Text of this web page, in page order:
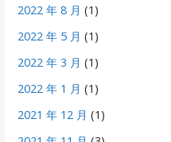
2022 年 8 月 (1)
2022 年 5 月 (1)
2022 年 3 月 (1)
2022 年 1 月 (1)
2021 年 12 月 (1)